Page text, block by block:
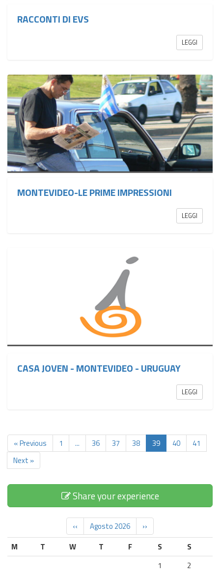
RACCONTI DI EVS
LEGGI
MONTEVIDEO-LE PRIME IMPRESSIONI
LEGGI
CASA JOVEN - MONTEVIDEO - URUGUAY
LEGGI
« Previous 1 ... 36 37 38 39 40
41
Next »
Share your experience
‹‹ Agosto 2026
››
M
T W T F S
S
1
2